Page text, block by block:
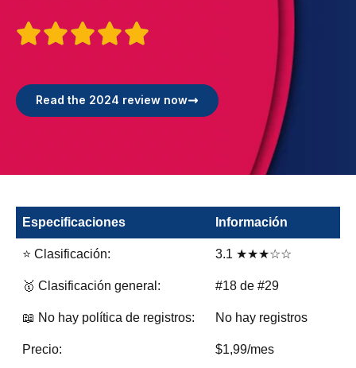

Read the 2024 review now
Especificaciones Información
⭐ Clasificación: 3.1 ★★★☆☆
🥇 Clasificación general: #18 de #29
📖 No hay política de registros: No hay registros
Precio: $1,99/mes